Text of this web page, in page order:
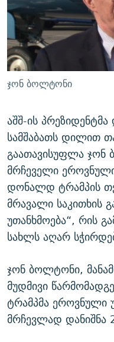
ᲛᲝᲚᲐᲞᲐᲠᲐᲙᲔ ᲢᲔᲥᲡᲢᲔᲑᲘ
ᲨᲘᲜ - ᲣᲪᲮᲝᲔᲗᲨᲘ
ᲚᲘᲢᲔᲠᲐᲢᲣᲠᲣᲚᲘ
ᲐᲛᲔᲠᲘᲙᲣᲚᲘ ᲛᲝᲗᲮᲠᲝᲑᲐ
ᲩᲔᲛᲘ ᲡᲘᲙᲕᲓᲘᲚᲘᲡ
11 ᲬᲔᲚᲘ - 11 ᲐᲛᲑᲐᲕᲘ
ᲡᲐᲞᲐᲠᲚᲐᲛᲔᲜᲢᲝ
ᲑᲐᲕᲨᲕᲔᲑᲘ
ᲐᲒᲕᲘᲡᲢᲝᲡ ᲝᲛᲘ
ПРИВЕТ ᲙᲣᲚᲢᲣᲠᲐ
ᲒᲐᲛᲝᲘᲬᲔᲠᲔ
რთე/რთ-ის ყველა
ჯონ ბოლტონი
აშშ-ის
სამშაბათს დილით
გაათავისუფლა
მრჩეველი
დონალდ ტრამპის
მრავალი საკითხის
უთანხმოება“, რის
სახლს აღარ
ჯონ ბოლტონი,
მუდმივი
ტრამპმა ეროვნული
მრჩევლად დანიშნა